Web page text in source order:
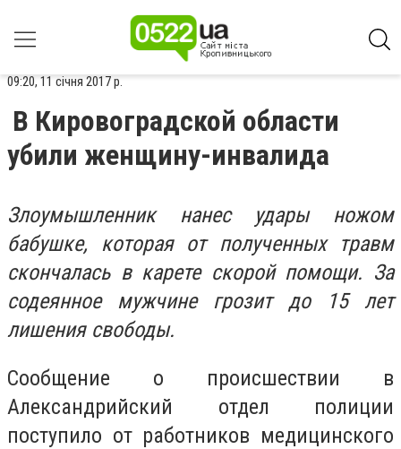
09:20, 11 січня 2017 р.
В Кировоградской области
убили женщину-инвалида
Злоумышленник нанес удары ножом
бабушке, которая от полученных травм
скончалась в карете скорой помощи. За
содеянное мужчине грозит до 15 лет
лишения свободы.
Сообщение о происшествии в
Александрийский отдел полиции
поступило от работников медицинского